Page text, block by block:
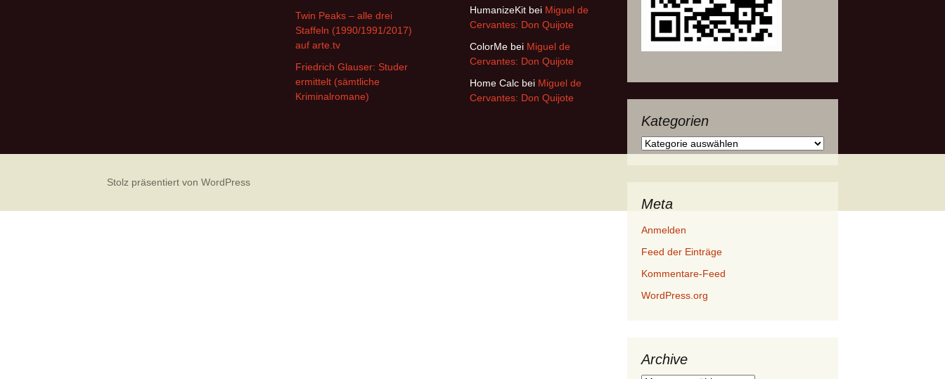
Kategorien
Kategorien
Meta
Anmelden
Feed der Einträge
Kommentare-Feed
WordPress.org
Archive
Twin Peaks – alle drei
Staffeln (1990/1991/2017)
auf arte.tv
Friedrich Glauser: Studer
ermittelt (sämtliche
Kriminalromane)
HumanizeKit bei Miguel de
Cervantes: Don Quijote
ColorMe bei Miguel de
Cervantes: Don Quijote
Home Calc bei Miguel de
Cervantes: Don Quijote
Stolz präsentiert von WordPress